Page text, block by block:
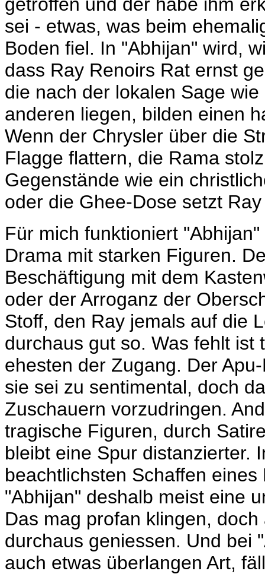
sei - etwas, was beim
Boden fiel. In "Abhijan" wird,
dass Ray Renoirs Rat ernst
die nach der lokalen Sage
anderen liegen, bilden einen
Wenn der Chrysler über die
Flagge flattern, die Rama
Gegenstände wie ein
oder die Ghee-Dose setzt
Für mich funktioniert
Drama mit starken Figuren.
Beschäftigung mit dem
oder der Arroganz der
Stoff, den Ray jemals auf die
durchaus gut so. Was fehlt ist
ehesten der Zugang. Der
sie sei zu sentimental, doch
Zuschauern vorzudringen.
tragische Figuren, durch
bleibt eine Spur distanzierter.
beachtlichsten Schaffen
"Abhijan" deshalb meist eine
Das mag profan klingen,
durchaus geniessen. Und bei
auch etwas überlangen Art,